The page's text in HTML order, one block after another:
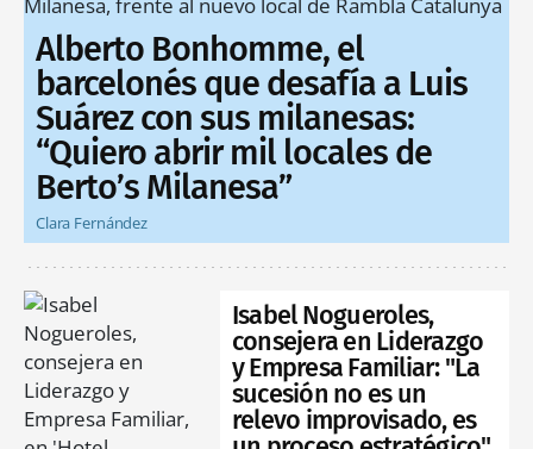
Alberto Bonhomme, el
barcelonés que desafía a Luis
Suárez con sus milanesas:
“Quiero abrir mil locales de
Berto’s Milanesa”
Clara Fernández
Isabel Nogueroles,
consejera en Liderazgo
y Empresa Familiar: "La
sucesión no es un
relevo improvisado, es